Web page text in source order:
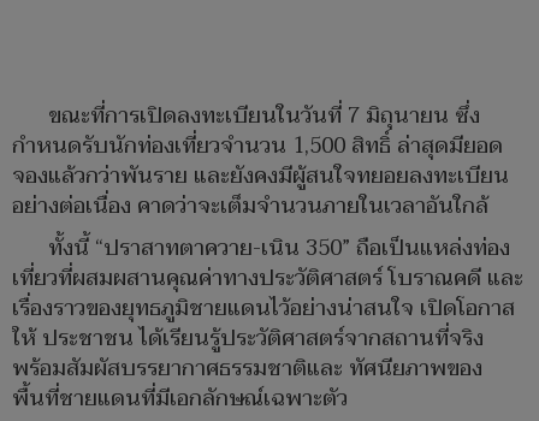
ขณะที่การเปิดลงทะเบียนในวันที่ 7 มิถุนายน ซึ่ง
กำหนดรับนักท่องเที่ยวจำนวน 1,500 สิทธิ์ ล่าสุดมียอด
จองแล้วกว่าพันราย และยังคงมีผู้สนใจทยอยลงทะเบียน
อย่างต่อเนื่อง คาดว่าจะเต็มจำนวนภายในเวลาอันใกล้
ทั้งนี้ “ปราสาทตาควาย-เนิน 350” ถือเป็นแหล่งท่อง
เที่ยวที่ผสมผสานคุณค่าทางประวัติศาสตร์ โบราณคดี และ
เรื่องราวของยุทธภูมิชายแดนไว้อย่างน่าสนใจ เปิดโอกาส
ให้ ประชาชน ได้เรียนรู้ประวัติศาสตร์จากสถานที่จริง
พร้อมสัมผัสบรรยากาศธรรมชาติและ ทัศนียภาพของ
พื้นที่ชายแดนที่มีเอกลักษณ์เฉพาะตัว